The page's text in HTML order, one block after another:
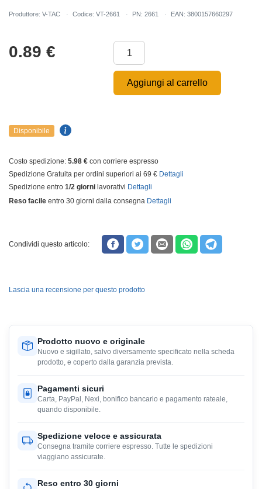
Produttore: V-TAC Codice: VT-2661 PN: 2661 EAN: 3800157660297
0.89 €
Aggiungi al carrello
Disponibile
Costo spedizione: 5.98 € con corriere espresso
Spedizione Gratuita per ordini superiori ai 69 € Dettagli
Spedizione entro 1/2 giorni lavorativi Dettagli
Reso facile entro 30 giorni dalla consegna Dettagli
Condividi questo articolo:
Lascia una recensione per questo prodotto
Prodotto nuovo e originale
Nuovo e sigillato, salvo diversamente specificato nella scheda
prodotto, e coperto dalla garanzia prevista.
Pagamenti sicuri
Carta, PayPal, Nexi, bonifico bancario e pagamento rateale,
quando disponibile.
Spedizione veloce e assicurata
Consegna tramite corriere espresso. Tutte le spedizioni
viaggiano assicurate.
Reso entro 30 giorni